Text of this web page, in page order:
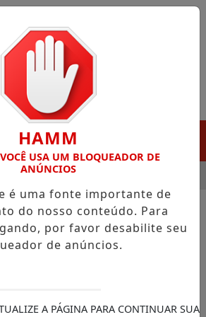
GRANDE COM ATUAÇÃO VOLTADA AO
reforça
em Oiapoque
HAMM
USA UM BLOQUEADOR DE
ANÚNCIOS
é uma fonte importante de
do nosso conteúdo. Para
por favor desabilite seu
de anúncios.
A PÁGINA PARA CONTINUAR SUA